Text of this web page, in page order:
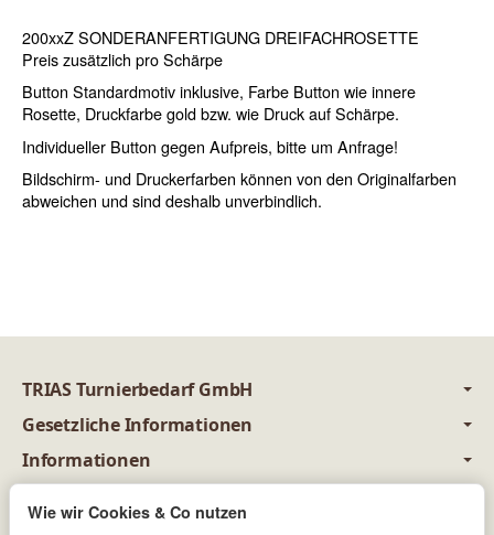
200xxZ SONDERANFERTIGUNG DREIFACHROSETTE
Preis zusätzlich pro Schärpe
Button Standardmotiv inklusive, Farbe Button wie innere
Rosette, Druckfarbe gold bzw. wie Druck auf Schärpe.
Individueller Button gegen Aufpreis, bitte um Anfrage!
Bildschirm- und Druckerfarben können von den Originalfarben
abweichen und sind deshalb unverbindlich.
TRIAS Turnierbedarf GmbH
Gesetzliche Informationen
Informationen
Wie wir Cookies & Co nutzen